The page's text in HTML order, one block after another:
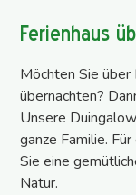
Ferienhaus
Möchten Sie
übernachten?
Unsere
ganze Familie.
Sie eine
Natur.